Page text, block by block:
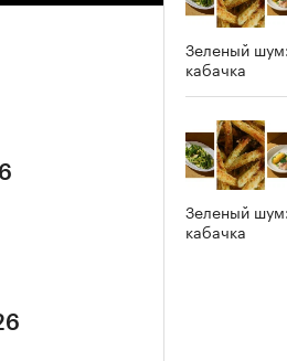
Зеленый
кабачка
Зеленый
кабачка